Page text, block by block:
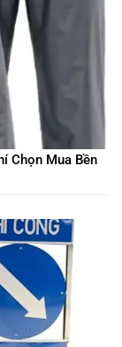
Chọn Mua Bền